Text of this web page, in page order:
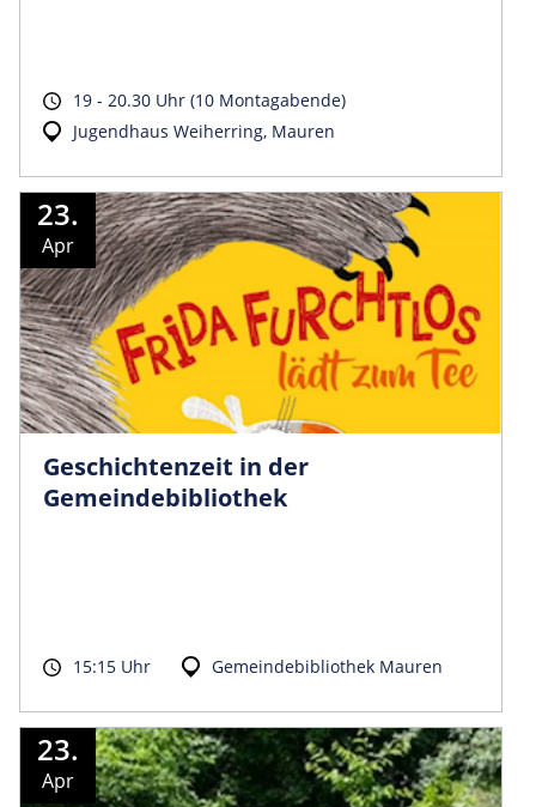
19 - 20.30 Uhr (10 Montagabende)
Jugendhaus Weiherring, Mauren
23.
Apr
Geschichtenzeit in der
Gemeindebibliothek
15:15 Uhr Gemeindebibliothek Mauren
23.
Apr